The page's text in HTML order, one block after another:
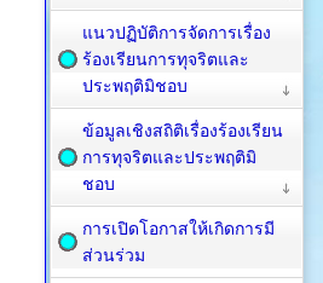
แนวปฏิบัติการจัดการเรื่อง
ร้องเรียนการทุจริตและ
ประพฤติมิชอบ
ข้อมูลเชิงสถิติเรื่องร้องเรียน
การทุจริตและประพฤติมิ
ชอบ
การเปิดโอกาสให้เกิดการมี
ส่วนร่วม